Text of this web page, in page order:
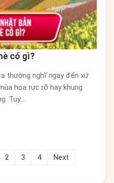
có gì?
thường nghĩ ngay đến xứ
hoa rực rỡ hay khung
Tuy...
2 3 4 Next